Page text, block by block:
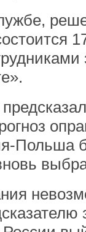
Польша